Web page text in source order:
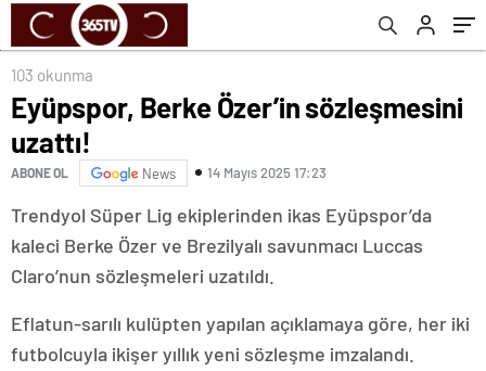
103 okunma
Eyüpspor, Berke Özer’in sözleşmesini
uzattı!
ABONE OL News 14 Mayıs 2025 17:23
Trendyol Süper Lig ekiplerinden ikas Eyüpspor’da
kaleci Berke Özer ve Brezilyalı savunmacı Luccas
Claro’nun sözleşmeleri uzatıldı.
Eflatun-sarılı kulüpten yapılan açıklamaya göre, her iki
futbolcuyla ikişer yıllık yeni sözleşme imzalandı.